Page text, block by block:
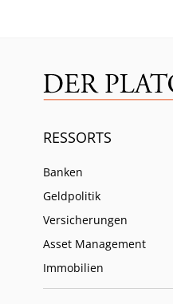
RESSORTS
Banken
Geldpolitik
Versicherungen
Asset Management
Immobilien